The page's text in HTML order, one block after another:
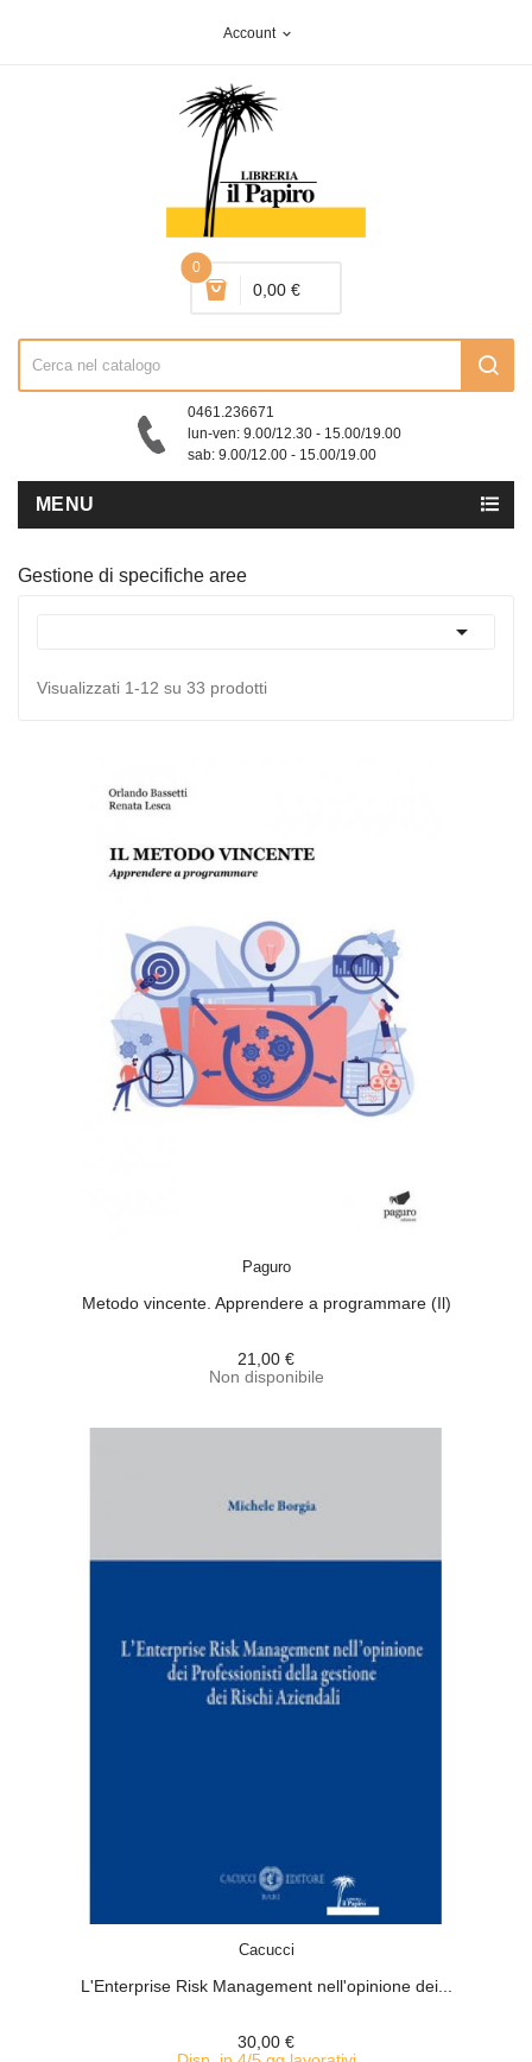
Account expand_more
0
0,00 €
0461.236671
lun-ven: 9.00/12.30 - 15.00/19.00
sab: 9.00/12.00 - 15.00/19.00
MENU
Gestione di specifiche aree

Visualizzati 1-12 su 33 prodotti
Paguro
Metodo vincente. Apprendere a programmare (Il)
21,00 €
Non disponibile
Cacucci
L'Enterprise Risk Management nell'opinione dei...
30,00 €